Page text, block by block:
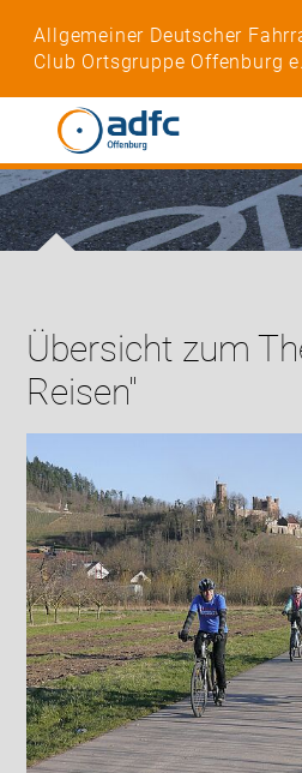
Allgemeiner Deutscher
Club Ortsgruppe Offenburg
Übersicht zum
Reisen"